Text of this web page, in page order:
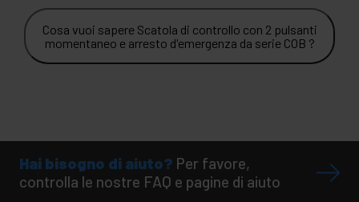
Cosa vuoi sapere Scatola di controllo con 2 pulsanti
momentaneo e arresto d'emergenza da serie COB ?
Hai bisogno di aiuto? Per favore,
controlla le nostre FAQ e pagine di aiuto